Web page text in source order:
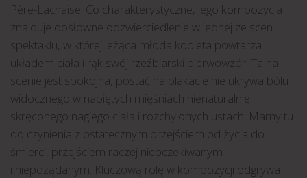
Père-Lachaise. Co charakterystyczne, jego kompozycja
znajduje dosłowne odzwierciedlenie w jednej ze scen
spektaklu, w której leżąca młoda kobieta powtarza
układem ciała i rąk swój rzeźbiarski pierwowzór. Ta na
scenie jest spokojna, postać na plakacie nie ukrywa bólu
widocznego w napiętych mięśniach nienaturalnie
skręconego nagiego ciała i rozchylonych ustach. Mamy tu
do czynienia z ostatecznym przejściem od życia do
śmierci, przejściem raczej nieoczekiwanym
i niepożądanym. Kluczową rolę w kompozycji odgrywa